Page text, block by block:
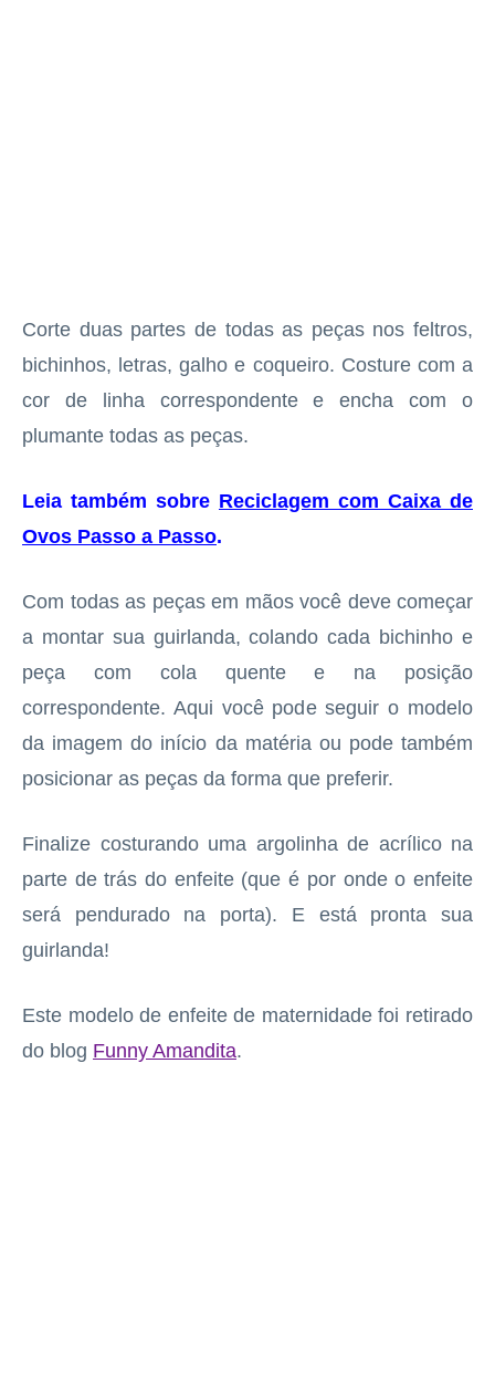
Corte duas partes de todas as peças nos feltros,
bichinhos, letras, galho e coqueiro. Costure com a
cor de linha correspondente e encha com o
plumante todas as peças.
Leia também sobre Reciclagem com Caixa de
Ovos Passo a Passo.
Com todas as peças em mãos você deve começar
a montar sua guirlanda, colando cada bichinho e
peça com cola quente e na posição
correspondente. Aqui você pode seguir o modelo
da imagem do início da matéria ou pode também
posicionar as peças da forma que preferir.
Finalize costurando uma argolinha de acrílico na
parte de trás do enfeite (que é por onde o enfeite
será pendurado na porta). E está pronta sua
guirlanda!
Este modelo de enfeite de maternidade foi retirado
do blog Funny Amandita.